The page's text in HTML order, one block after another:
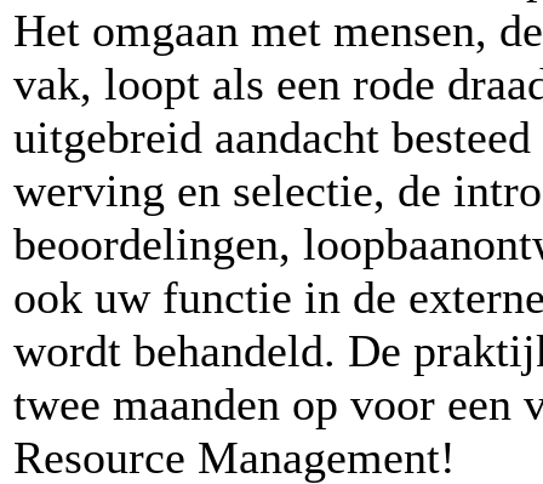
Het omgaan met mensen,
vak, loopt als een rode
uitgebreid aandacht
werving en selectie, de
beoordelingen,
ook uw functie in de
wordt behandeld. De
twee maanden op voor
Resource Management!